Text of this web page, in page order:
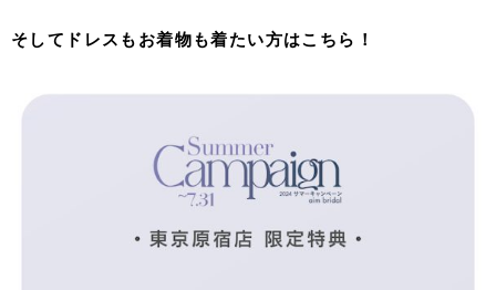
そしてドレスもお着物も着たい方はこちら！